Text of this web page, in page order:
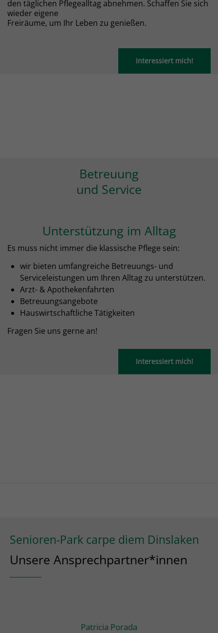
den täglichen Pflegealltag abnehmen. Schaffen Sie sich
wieder eigene
Freiräume, um Ihr Leben zu genießen.
Interessiert mich!
Betreuung
und Service
Unterstützung im Alltag
Es muss nicht immer die klassische Pflege sein:
wir bieten umfangreiche Betreuungs- und
Serviceleistungen um Ihren Alltag zu unterstützen.
Arzt- & Apothekenfahrten
Betreuungsangebote
Hauswirtschaftliche Tätigkeiten
Fragen Sie uns gerne an!
Interessiert mich!
Senioren-Park carpe diem Dinslaken
Unsere Ansprechpartner*innen
Patricia Porada